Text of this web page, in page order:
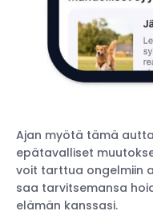
Ajan myötä tämä
epätavalliset
voit tarttua ongelmiin
saa tarvitsemansa
elämän kanssasi.